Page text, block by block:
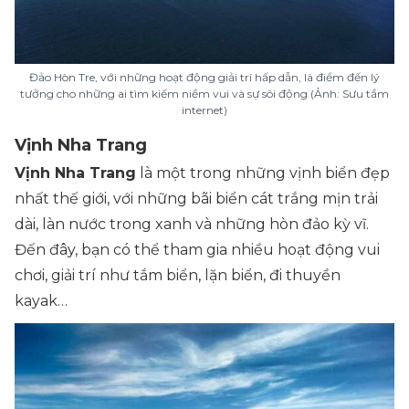
Đảo Hòn Tre, với những hoạt động giải trí hấp dẫn, là điểm đến lý
tưởng cho những ai tìm kiếm niềm vui và sự sôi động (Ảnh: Sưu tầm
internet)
Vịnh Nha Trang
Vịnh Nha Trang là một trong những vịnh biển đẹp
nhất thế giới, với những bãi biển cát trắng mịn trải
dài, làn nước trong xanh và những hòn đảo kỳ vĩ.
Đến đây, bạn có thể tham gia nhiều hoạt động vui
chơi, giải trí như tắm biển, lặn biển, đi thuyền
kayak…